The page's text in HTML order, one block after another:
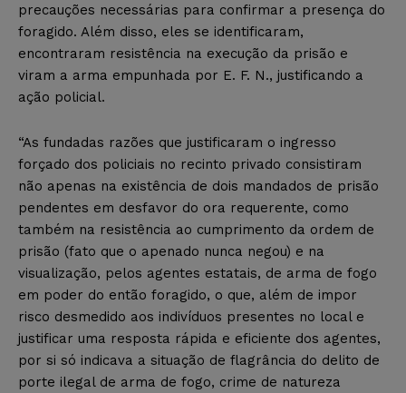
precauções necessárias para confirmar a presença do
foragido. Além disso, eles se identificaram,
encontraram resistência na execução da prisão e
viram a arma empunhada por E. F. N., justificando a
ação policial.
“As fundadas razões que justificaram o ingresso
forçado dos policiais no recinto privado consistiram
não apenas na existência de dois mandados de prisão
pendentes em desfavor do ora requerente, como
também na resistência ao cumprimento da ordem de
prisão (fato que o apenado nunca negou) e na
visualização, pelos agentes estatais, de arma de fogo
em poder do então foragido, o que, além de impor
risco desmedido aos indivíduos presentes no local e
justificar uma resposta rápida e eficiente dos agentes,
por si só indicava a situação de flagrância do delito de
porte ilegal de arma de fogo, crime de natureza